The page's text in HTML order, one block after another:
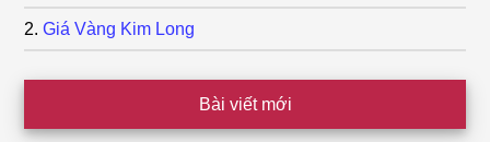
Giá Vàng Kim Long
Bài viết mới